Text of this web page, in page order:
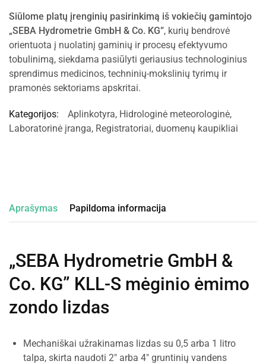
Siūlome platų įrenginių pasirinkimą iš vokiečių gamintojo
„SEBA Hydrometrie GmbH & Co. KG”, kurių bendrovė
orientuota į nuolatinį gaminių ir procesų efektyvumo
tobulinimą, siekdama pasiūlyti geriausius technologinius
sprendimus medicinos, techninių-mokslinių tyrimų ir
pramonės sektoriams apskritai.
Kategorijos: Aplinkotyra, Hidrologinė meteorologinė,
Laboratorinė įranga, Registratoriai, duomenų kaupikliai
Aprašymas Papildoma informacija
„SEBA Hydrometrie GmbH &
Co. KG” KLL-S mėginio ėmimo
zondo lizdas
Mechaniškai užrakinamas lizdas su 0,5 arba 1 litro
talpa, skirta naudoti 2″ arba 4″ gruntinių vandens